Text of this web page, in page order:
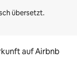
auf Airbnb